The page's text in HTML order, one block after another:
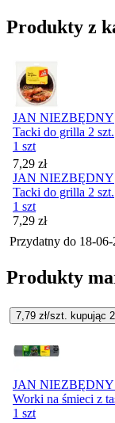
Produkty z
JAN NIEZBĘDNY
Tacki do grilla 2 szt.
1 szt
Cena
7,29 zł
JAN NIEZBĘDNY
Tacki do grilla 2 szt.
1 szt
Cena
7,29 zł
Przydatny do 18-06-
Produkty
7,79 zł/szt. kupując 2
JAN NIEZBĘDNY
Worki na śmieci z
1 szt